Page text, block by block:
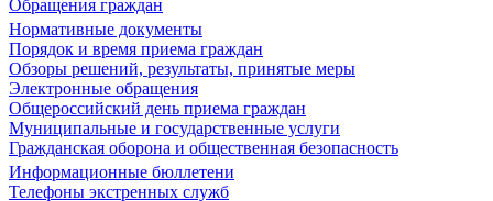
Обращения граждан
Нормативные документы
Порядок и время приема граждан
Обзоры решений, результаты, принятые меры
Электронные обращения
Общероссийский день приема граждан
Муниципальные и государственные услуги
Гражданская оборона и общественная безопасность
Информационные бюллетени
Телефоны экстренных служб